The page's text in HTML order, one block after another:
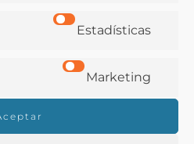
Estadísticas
Marketing
la obra obtuvo una
concurso de Tarrasa de
materias: